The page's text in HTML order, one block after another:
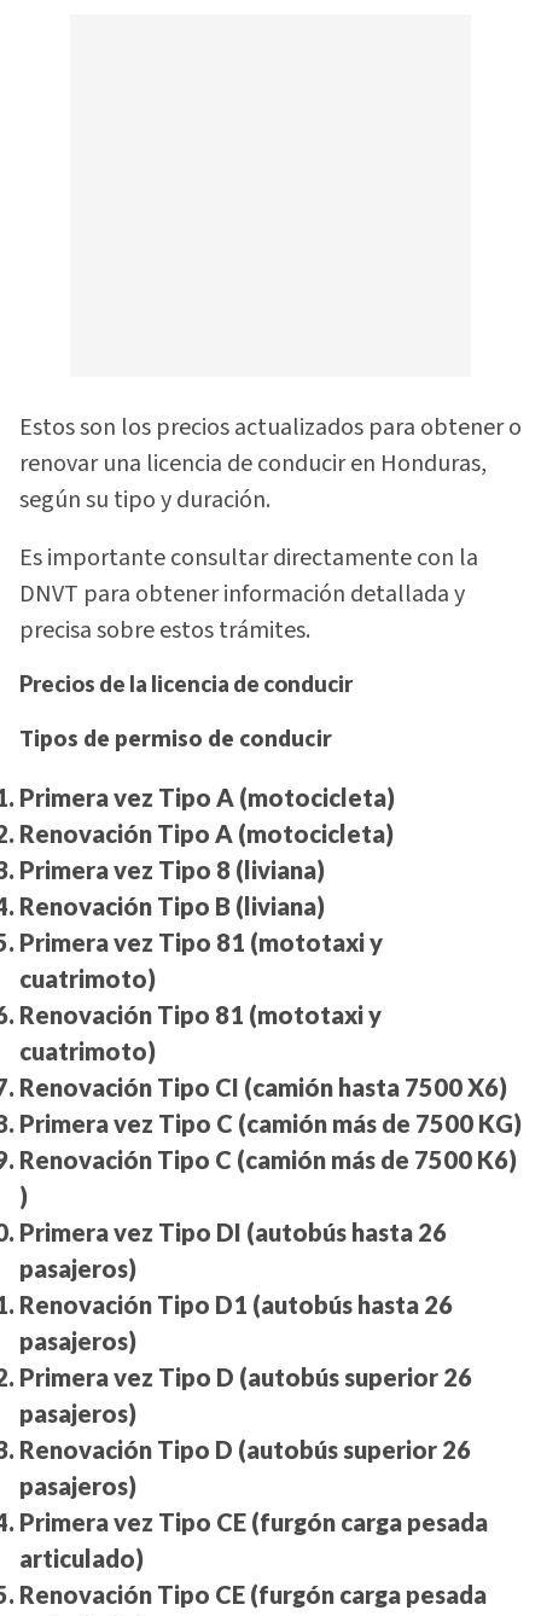
Estos son los precios actualizados para obtener o
renovar una licencia de conducir en Honduras,
según su tipo y duración.
Es importante consultar directamente con la
DNVT para obtener información detallada y
precisa sobre estos trámites.
Precios de la licencia de conducir
Tipos de permiso de conducir
Primera vez Tipo A (motocicleta)
Renovación Tipo A (motocicleta)
Primera vez Tipo 8 (liviana)
Renovación Tipo B (liviana)
Primera vez Tipo 81 (mototaxi y
cuatrimoto)
Renovación Tipo 81 (mototaxi y
cuatrimoto)
Renovación Tipo CI (camión hasta 7500 X6)
Primera vez Tipo C (camión más de 7500 KG)
Renovación Tipo C (camión más de 7500 K6)
)
Primera vez Tipo DI (autobús hasta 26
pasajeros)
Renovación Tipo D1 (autobús hasta 26
pasajeros)
Primera vez Tipo D (autobús superior 26
pasajeros)
Renovación Tipo D (autobús superior 26
pasajeros)
Primera vez Tipo CE (furgón carga pesada
articulado)
Renovación Tipo CE (furgón carga pesada